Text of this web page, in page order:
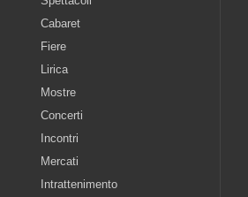
Cabaret
Fiere
Lirica
Mostre
Concerti
Incontri
Mercati
Intrattenimento